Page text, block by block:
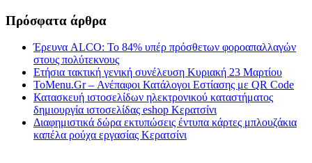
Πρόσφατα άρθρα
Έρευνα ALCO: Το 84% υπέρ πρόσθετων φοροαπαλλαγών
στους πολύτεκνους
Ετήσια τακτική γενική συνέλευση Κυριακή 23 Μαρτίου
ToMenu.Gr – Ανέπαφοι Κατάλογοι Εστίασης με QR Code
Κατασκευή ιστοσελίδων ηλεκτρονικού καταστήματος
δημιουργία ιστοσελίδας eshop Κερατσίνι
Διαφημιστικά δώρα εκτυπώσεις έντυπα κάρτες μπλουζάκια
καπέλα ρούχα εργασίας Κερατσίνι